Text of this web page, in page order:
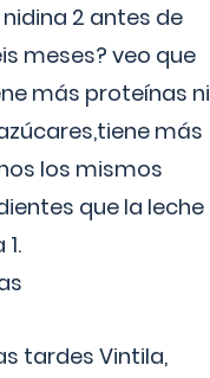
2 antes de
meses? veo que
más proteínas ni
más
los mismos
que la leche
tardes Vintila,